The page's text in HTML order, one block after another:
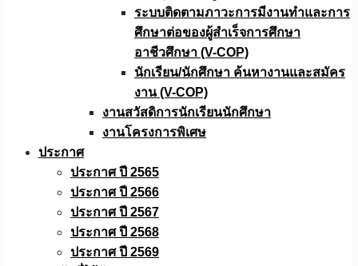
ระบบติดตามภาวะการมีงานทำและการ
ศึกษาต่อของผู้สำเร็จการศึกษา
อาชีวศึกษา (V-COP)
นักเรียน/นักศึกษา ค้นหางานและสมัคร
งาน (V-COP)
งานสวัสดิการนักเรียนนักศึกษา
งานโครงการพิเศษ
ประกาศ
ประกาศ ปี 2565
ประกาศ ปี 2566
ประกาศ ปี 2567
ประกาศ ปี 2568
ประกาศ ปี 2569